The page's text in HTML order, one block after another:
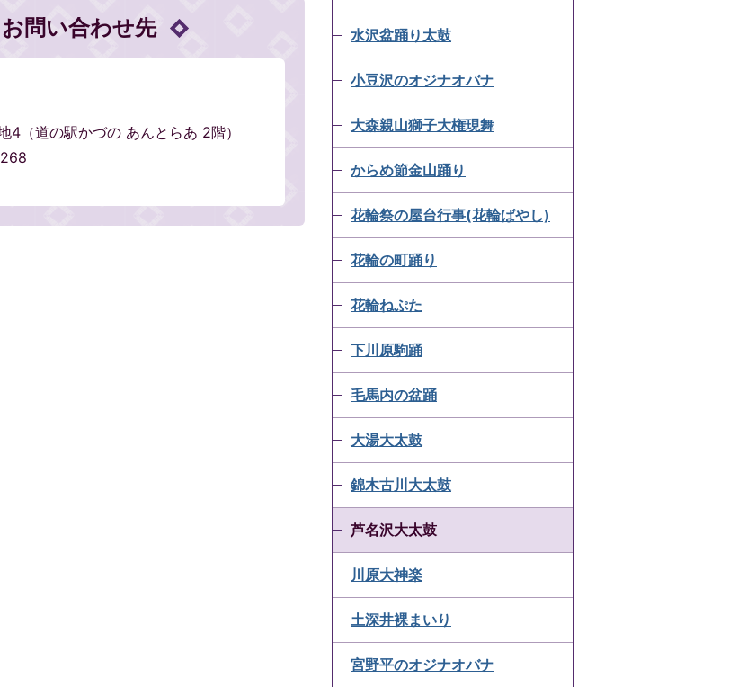
問い合わせ先
4（道の駅かづの あんとらあ 2階）
水沢盆踊り太鼓
小豆沢のオジナオバナ
大森親山獅子大権現舞
からめ節金山踊り
花輪祭の屋台行事(花輪ばやし)
花輪の町踊り
花輪ねぷた
下川原駒踊
毛馬内の盆踊
大湯大太鼓
錦木古川大太鼓
芦名沢大太鼓
川原大神楽
土深井裸まいり
宮野平のオジナオバナ